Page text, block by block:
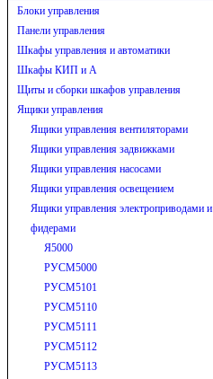
Блоки управления
Панели управления
Шкафы управления и автоматики
Шкафы КИП и А
Щиты и сборки шкафов управления
Ящики управления
Ящики управления вентиляторами
Ящики управления задвижками
Ящики управления насосами
Ящики управления освещением
Ящики управления электроприводами и
фидерами
Я5000
РУСМ5000
РУСМ5101
РУСМ5110
РУСМ5111
РУСМ5112
РУСМ5113